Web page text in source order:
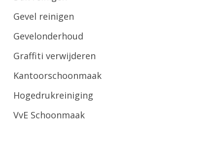
Gevel reinigen
Gevelonderhoud
Graffiti verwijderen
Kantoorschoonmaak
Hogedrukreiniging
VvE Schoonmaak